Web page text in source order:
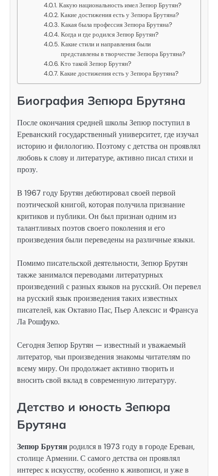
Какую национальность имел Зепюр Брутян?
Какие достижения есть у Зепюра Брутяна?
Какая была профессия Зепюра Брутяна?
Когда и где родился Зепюр Брутян?
Какие стили и направления были
представлены в творчестве Зепюра Брутяна?
Кто такой Зепюр Брутян?
Какие достижения есть у Зепюра Брутяна?
Биография Зепюра Брутяна
После окончания средней школы Зепюр поступил в
Ереванский государственный университет, где изучал
историю и филологию. Поэтому с детства он проявлял
любовь к слову и литературе, активно писал стихи и
прозу.
В 1967 году Брутян дебютировал своей первой
поэтической книгой, которая получила признание
критиков и публики. Он был признан одним из
талантливых поэтов своего поколения и его
произведения были переведены на различные языки.
Помимо писательской деятельности, Зепюр Брутян
также занимался переводами литературных
произведений с разных языков на русский. Он перевел
на русский язык произведения таких известных
писателей, как Октавио Пас, Пьер Алексис и Франсуа
Ла Рошфуко.
Сегодня Зепюр Брутян — известный и уважаемый
литератор, чьи произведения знакомы читателям по
всему миру. Он продолжает активно творить и
вносить свой вклад в современную литературу.
Детство и юность Зепюра
Брутяна
Зепюр Брутянродился в 1973 году в городе Ереван,
столице Армении. С самого детства он проявлял
интерес к искусству, особенно к живописи, и уже в